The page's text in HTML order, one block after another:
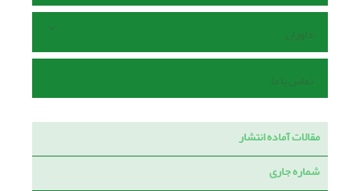
داوران
تماس با ما
مقالات آماده انتشار
شماره جاری